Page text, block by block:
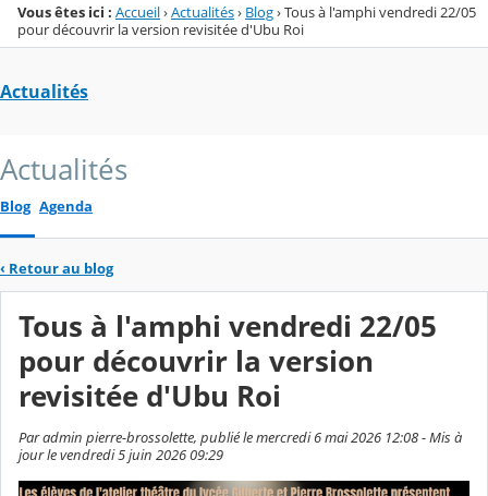
Vous êtes ici : Accueil›Actualités› Blog›Tous à l'amphi vendredi 22/05
pour découvrir la version revisitée d'Ubu Roi
Actualités
Actualités
Blog Agenda
‹ Retour au blog
Tous à l'amphi vendredi 22/05
pour découvrir la version
revisitée d'Ubu Roi
Par admin pierre-brossolette, publié le mercredi 6 mai 2026 12:08 - Mis à
jour le vendredi 5 juin 2026 09:29